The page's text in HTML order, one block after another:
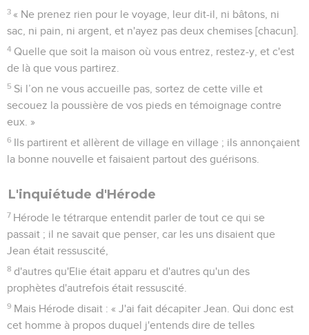
3 « Ne prenez rien pour le voyage, leur dit-il, ni bâtons, ni
sac, ni pain, ni argent, et n'ayez pas deux chemises [chacun].
4 Quelle que soit la maison où vous entrez, restez-y, et c'est
de là que vous partirez.
5 Si l’on ne vous accueille pas, sortez de cette ville et
secouez la poussière de vos pieds en témoignage contre
eux. »
6 Ils partirent et allèrent de village en village ; ils annonçaient
la bonne nouvelle et faisaient partout des guérisons.
L'inquiétude d'Hérode
7 Hérode le tétrarque entendit parler de tout ce qui se
passait ; il ne savait que penser, car les uns disaient que
Jean était ressuscité,
8 d'autres qu'Elie était apparu et d'autres qu'un des
prophètes d'autrefois était ressuscité.
9 Mais Hérode disait : « J'ai fait décapiter Jean. Qui donc est
cet homme à propos duquel j'entends dire de telles